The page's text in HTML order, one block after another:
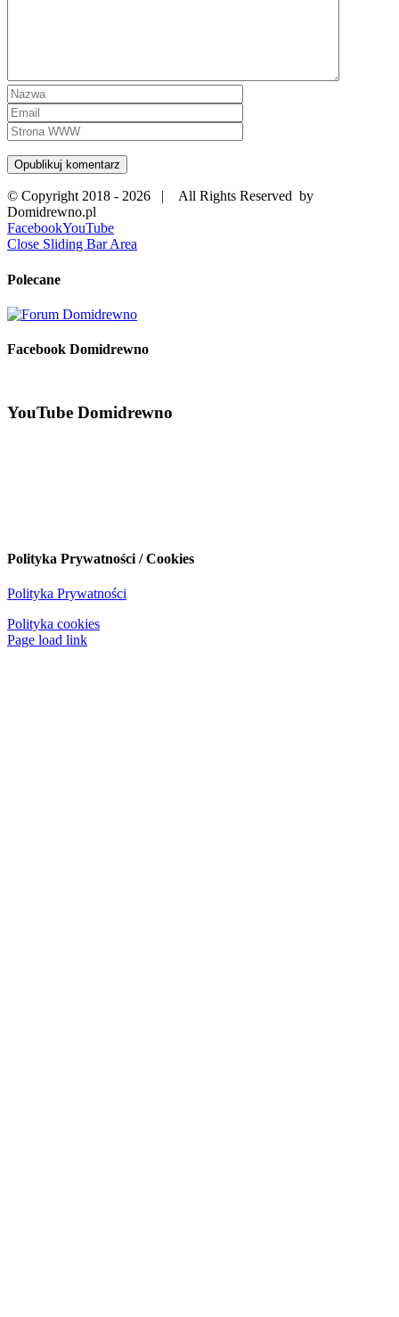
© Copyright 2018 - 2026 | All Rights Reserved by
Domidrewno.pl
FacebookYouTube
Close Sliding Bar Area
Polecane
Facebook Domidrewno
YouTube Domidrewno
Polityka Prywatności / Cookies
Polityka Prywatności
Polityka cookies
Page load link